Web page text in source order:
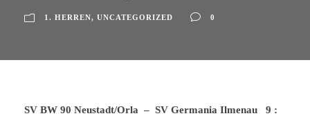
1. HERREN, UNCATEGORIZED 0
SV BW 90 Neustadt/Orla – SV Germania Ilmenau 9 :